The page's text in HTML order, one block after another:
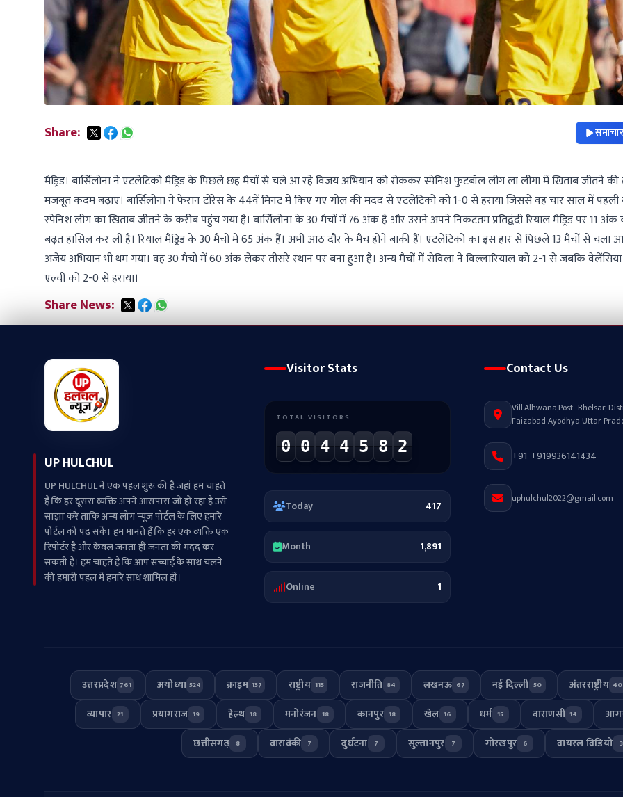
Share:
मैड्रिड। बार्सिलोना ने एटलेटिको मैड्रिड के पिछले छह मैचों से चले आ रहे विजय अभियान को रोककर स्पेनिश फुटबॉल लीग ला लीगा में खिताब जीतने
मजबूत कदम बढ़ाए। बार्सिलोना ने फेरान टोरेस के 44वें मिनट में किए गए गोल की मदद से एटलेटिको को 1-0 से हराया जिससे वह चार साल में पहली
स्पेनिश लीग का खिताब जीतने के करीब पहुंच गया है। बार्सिलोना के 30 मैचों में 76 अंक हैं और उसने अपने निकटतम प्रतिद्वंदी रियाल मैड्रिड पर 11 अंक
बढ़त हासिल कर ली है। रियाल मैड्रिड के 30 मैचों में 65 अंक हैं। अभी आठ दौर के मैच होने बाकी हैं। एटलेटिको का इस हार से पिछले 13 मैचों से चला
अजेय अभियान भी थम गया। वह 30 मैचों में 60 अंक लेकर तीसरे स्थान पर बना हुआ है। अन्य मैचों में सेविला ने विल्लारियाल को 2-1 से जबकि
एल्ची को 2-0 से हराया।
Share News:
UP HULCHUL
UP HULCHUL ने एक पहल शुरू की है जहां हम चाहते
हैं कि हर दूसरा व्‍यक्ति अपने आसपास जो हो रहा है उसे
साझा करे ताकि अन्‍य लोग न्‍यूज पोर्टल के लिए हमारे
पोर्टल को पढ़ सकें। हम मानते हैं कि हर एक व्यक्ति एक
रिपोर्टर है और केवल जनता ही जनता की मदद कर
सकती है। हम चाहते हैं कि आप सच्चाई के साथ चलने
की हमारी पहल में हमारे साथ शामिल हों।
Visitor Stats
TOTAL VISITORS
0 0 4 4 5 8 2
Today 417
Month 1,891
Online 1
Contact Us
Vill.Alhwana,Post -Bhelsar,
Faizabad Ayodhya Uttar
+91-+919936141434
uphulchul2022@gmail.com
उत्तरप्रदेश 761 अयोध्या 524 क्राइम 137 राष्ट्रीय 115 राजनीति 84 लखनऊ 67 नई दिल्ली 50 अंतरराष्ट्रीय 40
व्यापार 21 प्रयागराज 19 हेल्थ 18 मनोरंजन 18 कानपुर 18 खेल 16 धर्म 15 वाराणसी 14
छत्तीसगढ़ 8 बाराबंकी 7 दुर्घटना 7 सुल्तानपुर 7 गोरखपुर 6 वायरल विडियो 3